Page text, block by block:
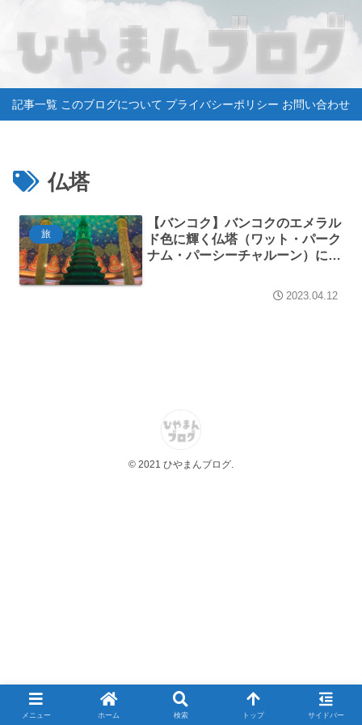
記事一覧 このブログについて プライバシーポリシー お問い合わせ
仏塔
旅
【バンコク】バンコクのエメラル
ド色に輝く仏塔（ワット・パーク
ナム・パーシーチャルーン）に行
2023.04.12
© 2021 ひやまんブログ.
メニュー ホーム 検索 トップ サイドバー